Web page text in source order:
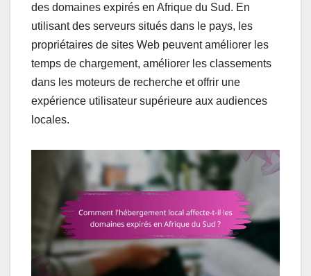
des domaines expirés en Afrique du Sud. En
utilisant des serveurs situés dans le pays, les
propriétaires de sites Web peuvent améliorer les
temps de chargement, améliorer les classements
dans les moteurs de recherche et offrir une
expérience utilisateur supérieure aux audiences
locales.